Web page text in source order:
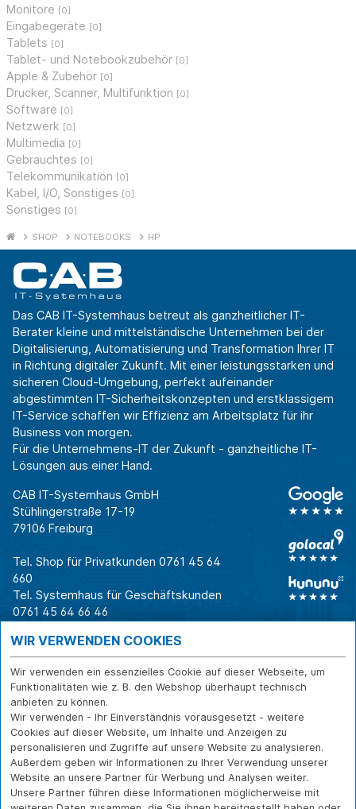
Monitore [0]
Eingabegeräte [0]
Tablets [0]
Tablet- und Notebookzubehör [0]
Apple & Zubehör [0]
Drucker, Scanner, Multifunktion [0]
Software [0]
Netzwerk [0]
Multimedia [0]
Gebrauchtes [0]
Telekommunikation [0]
Kabel, I/O, Sonstiges [0]
Sonstiges [0]
SHOP NOTEBOOKS HP
Das CAB IT-Systemhaus betreut als ganzheitlicher IT-
Berater kleine und mittelständische Unternehmen bei der
Digitalisierung, Automatisierung und Transformation Ihrer IT
in Richtung digitaler Zukunft. Mit einer leistungsstarken und
sicheren Cloud-Umgebung, perfekt aufeinander
abgestimmten IT-Sicherheitskonzepten und erstklassigem
IT-Service schaffen wir Effizienz am Arbeitsplatz für ihr
Business von morgen.
Für die Unternehmens-IT der Zukunft - ganzheitliche IT-
Lösungen aus einer Hand.
CAB IT-Systemhaus GmbH
Stühlingerstraße 17-19
79106 Freiburg
Tel. Shop für Privatkunden 0761 45 64
660
Tel. Systemhaus für Geschäftskunden
0761 45 64 66 46
Warum CAB
Für Business-
Entscheider
Für IT-Leiter
Für Privatkunden
Erfolgsgeschichte
n
Branchen
IT für
IT-Security
IT-Infrastruktur
Softwarelösungen
WLAN-Lösungen
IT-Beratung und
Service
Reparatur
Versand- und
Zahlarten
Rücksendung und
Widerruf
Über CAB Kontakt IMPRESSUM
WIR VERWENDEN COOKIES
Wir verwenden ein essenzielles Cookie auf dieser Webseite, um
Funktionalitäten wie z. B. den Webshop überhaupt technisch
anbieten zu können.
Wir verwenden - Ihr Einverständnis vorausgesetzt - weitere
Cookies auf dieser Website, um Inhalte und Anzeigen zu
personalisieren und Zugriffe auf unsere Website zu analysieren.
Außerdem geben wir Informationen zu Ihrer Verwendung unserer
Website an unsere Partner für Werbung und Analysen weiter.
Unsere Partner führen diese Informationen möglicherweise mit